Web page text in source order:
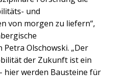
und
von morgen zu liefern“,
Olschowski. „Der
der Zukunft ist ein
hier werden Bausteine für